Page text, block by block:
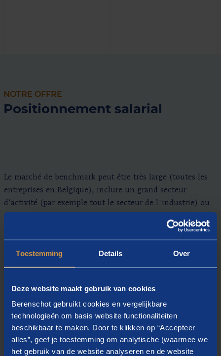
Toestemming Details Over
Deze website maakt gebruik van cookies
Berenschot gebruikt cookies en vergelijkbare
technologieën om basis website functionaliteiten
beschikbaar te maken. Door te klikken op “Accepteer
alles”, geef je toestemming om analytische (waarmee we
het gebruik van de website analyseren en de website
NOTRE OFFRE
Positionnement salarial
Le marché de benchmark peut être très large (toutes les
entreprises en Belgique), inclure un grand secteur
d’activité (par exemple tout le secteur de l'industrie) ou
un sous-secteur spécifique (par exemple l’industrie
variable, et total) ainsi que sur les avantages (voitures de
repas, …) et les frais d'indemnité.
Si vous le souhaitez, nous pouvons positionner
graphiquement les salaires de vos employés par rapport
aux données salariales du marché, ce qui donne une